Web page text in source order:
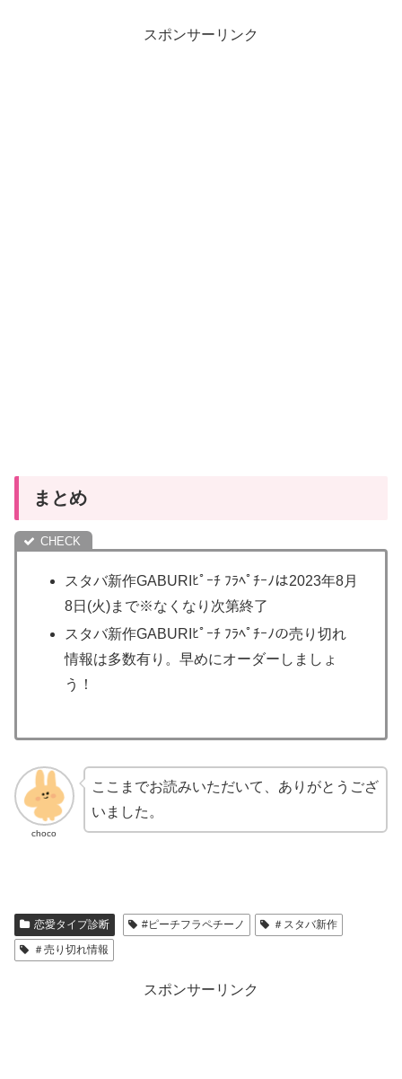
スポンサーリンク
まとめ
スタバ新作GABURIﾋﾟｰﾁ ﾌﾗﾍﾟﾁｰﾉは2023年8月
8日(火)まで※なくなり次第終了
スタバ新作GABURIﾋﾟｰﾁ ﾌﾗﾍﾟﾁｰﾉの売り切れ
情報は多数有り。早めにオーダーしましょ
う！
choco
ここまでお読みいただいて、ありがとうござ
いました。
恋愛タイプ診断 #ピーチフラペチーノ
＃スタバ新作
＃売り切れ情報
スポンサーリンク